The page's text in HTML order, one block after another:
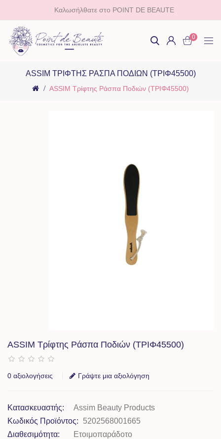
Καλωσήλθατε στο POINT DE BEAUTE
0
ASSIM ΤΡΊΦΤΗΣ ΡΆΣΠΑ ΠΟΔΙΏΝ (TΡΙΦ45500)
ASSIM Τρίφτης Ράσπα Ποδιών (TΡΙΦ45500)
ASSIM Τρίφτης Ράσπα Ποδιών (TΡΙΦ45500)
0 αξιολογήσεις Γράψτε μια αξιολόγηση
Κατασκευαστής:
Assim Beauty Products
Κωδικός Προϊόντος:
5202568001665
Διαθεσιμότητα:
Ετοιμοπαράδοτο